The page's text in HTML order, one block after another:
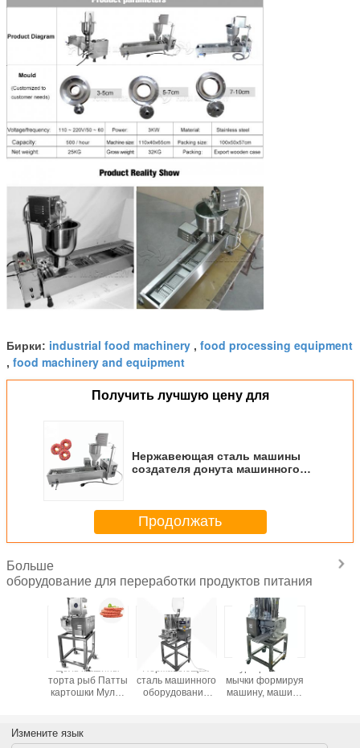
Бирки: industrial food machinery , food processing equipment
, food machinery and equipment
Получить лучшую цену для
Нержавеющая сталь машины
создателя донута машинного
Продолжать
Больше
оборудование для переработки продуктов питания
Цель машины
торта рыб Патты
картошки Мулти
Нержавеющая
сталь машинного
оборудования
для делать пирог
Бургер Патты
мычки формируя
машину, машину
Измените язык